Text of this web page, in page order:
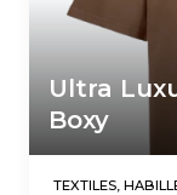
Ultra
Boxy
TEXTILES,